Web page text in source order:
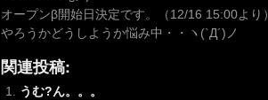
オープンβ開始日決定です。（12/16 15:00より）
やろうかどうしようか悩み中・・ヽ(`Д´)ノ
関連投稿:
うむ?ん。。。